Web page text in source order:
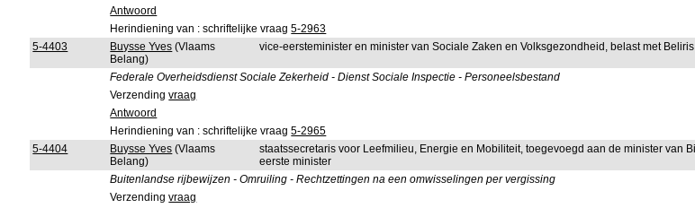
Antwoord
Herindiening van : schriftelijke vraag5-2963
5-4403
Buysse Yves (Vlaams
Belang)
vice-eersteminister en minister van Sociale Zaken en Volksgezondheid, belast met
Federale Overheidsdienst Sociale Zekerheid - Dienst Sociale Inspectie - Personeelsbestand
Verzendingvraag
Antwoord
Herindiening van : schriftelijke vraag5-2965
5-4404
Buysse Yves (Vlaams
Belang)
staatssecretaris voor Leefmilieu, Energie en Mobiliteit, toegevoegd aan de minister van
eerste minister
Buitenlandse rijbewijzen - Omruiling - Rechtzettingen na een omwisselingen per vergissing
Verzendingvraag